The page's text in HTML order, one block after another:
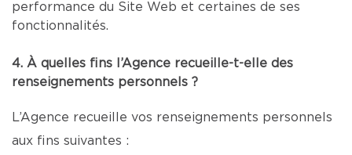
performance du Site Web et certaines de ses
fonctionnalités.
4. À quelles fins l’Agence recueille-t-elle des
renseignements personnels ?
L’Agence recueille vos renseignements personnels
aux fins suivantes :